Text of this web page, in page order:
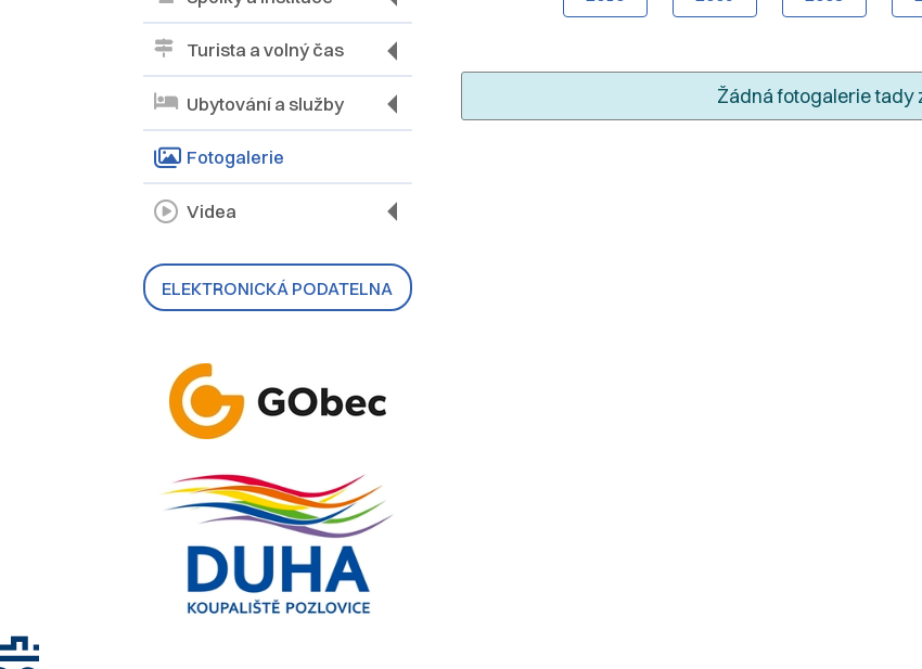
Turista a volný čas
Ubytování a služby
Fotogalerie
Videa
ELEKTRONICKÁ PODATELNA
Žádná fotogalerie tady